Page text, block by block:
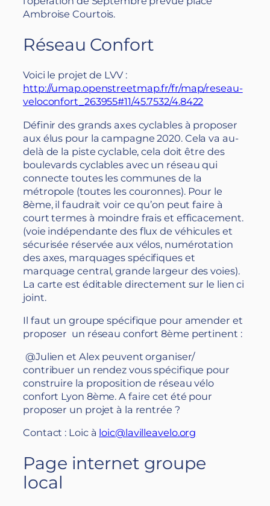
Ambroise Courtois.
Réseau Confort
Voici le projet de LVV :
http://umap.openstreetmap.fr/fr/map/reseau-
veloconfort_263955#11/45.7532/4.8422
Définir des grands axes cyclables à proposer
aux élus pour la campagne 2020. Cela va au-
delà de la piste cyclable, cela doit être des
boulevards cyclables avec un réseau qui
connecte toutes les communes de la
métropole (toutes les couronnes). Pour le
8ème, il faudrait voir ce qu’on peut faire à
court termes à moindre frais et efficacement.
(voie indépendante des flux de véhicules et
sécurisée réservée aux vélos, numérotation
des axes, marquages spécifiques et
marquage central, grande largeur des voies).
La carte est éditable directement sur le lien ci
joint.
Il faut un groupe spécifique pour amender et
proposer un réseau confort 8ème pertinent :
@Julien et Alex peuvent organiser/
contribuer un rendez vous spécifique pour
construire la proposition de réseau vélo
confort Lyon 8ème. A faire cet été pour
proposer un projet à la rentrée ?
Contact : Loic à loic@lavilleavelo.org
Page internet groupe
local